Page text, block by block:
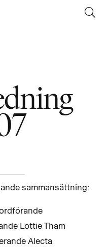
sammansättning:
Lottie Tham
Alecta